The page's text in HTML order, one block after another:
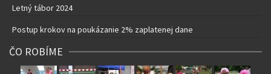
Letný tábor 2024
Postup krokov na poukázanie 2% zaplatenej dane
ČO ROBÍME